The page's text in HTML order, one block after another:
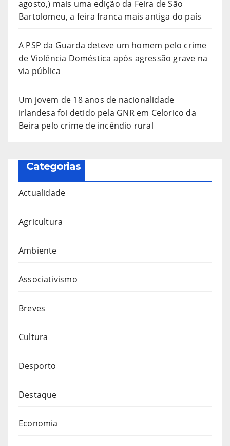
agosto,) mais uma edição da Feira de São
Bartolomeu, a feira franca mais antiga do país
A PSP da Guarda deteve um homem pelo crime
de Violência Doméstica após agressão grave na
via pública
Um jovem de 18 anos de nacionalidade
irlandesa foi detido pela GNR em Celorico da
Beira pelo crime de incêndio rural
Categorias
Actualidade
Agricultura
Ambiente
Associativismo
Breves
Cultura
Desporto
Destaque
Economia